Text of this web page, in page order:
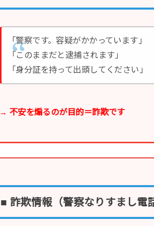
「警察です。容疑がかかっています」
「このままだと逮捕されます」
「身分証を持って出頭してください」
→ 不安を煽るのが目的＝詐欺です
■ 詐欺情報（警察なりすまし電